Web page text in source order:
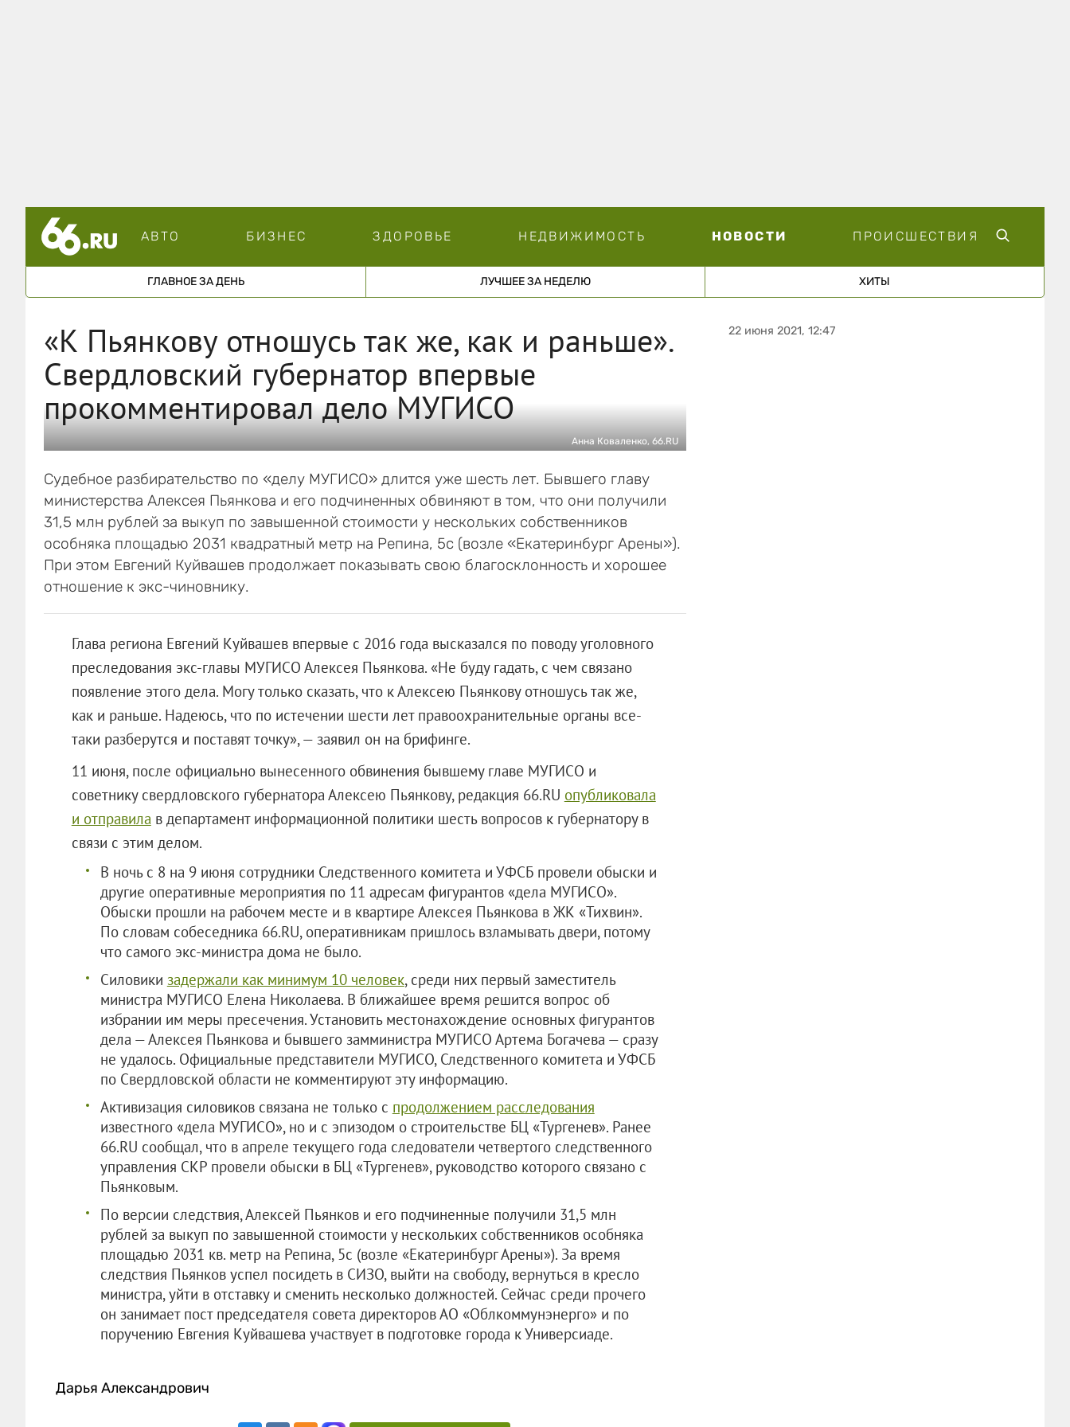
АВТО БИЗНЕС ЗДОРОВЬЕ НЕДВИЖИМОСТЬ НОВОСТИ ПРОИСШЕСТВИЯ
ГЛАВНОЕ ЗА ДЕНЬ ЛУЧШЕЕ ЗА НЕДЕЛЮ ХИТЫ
«К Пьянкову отношусь так же, как и раньше».
Свердловский губернатор впервые
прокомментировал дело МУГИСО
Анна Коваленко, 66.RU
Судебное разбирательство по «делу МУГИСО» длится уже шесть лет. Бывшего главу
министерства Алексея Пьянкова и его подчиненных обвиняют в том, что они получили
31,5 млн рублей за выкуп по завышенной стоимости у нескольких собственников
особняка площадью 2031 квадратный метр на Репина, 5с (возле «Екатеринбург Арены»).
При этом Евгений Куйвашев продолжает показывать свою благосклонность и хорошее
отношение к экс-чиновнику.
Глава региона Евгений Куйвашев впервые с 2016 года высказался по поводу уголовного
преследования экс-главы МУГИСО Алексея Пьянкова. «Не буду гадать, с чем связано
появление этого дела. Могу только сказать, что к Алексею Пьянкову отношусь так же,
как и раньше. Надеюсь, что по истечении шести лет правоохранительные органы все-
таки разберутся и поставят точку», — заявил он на брифинге.
11 июня, после официально вынесенного обвинения бывшему главе МУГИСО и
советнику свердловского губернатора Алексею Пьянкову, редакция 66.RU опубликовала
и отправила в департамент информационной политики шесть вопросов к губернатору в
связи с этим делом.
В ночь с 8 на 9 июня сотрудники Следственного комитета и УФСБ провели обыски и
другие оперативные мероприятия по 11 адресам фигурантов «дела МУГИСО».
Обыски прошли на рабочем месте и в квартире Алексея Пьянкова в ЖК «Тихвин».
По словам собеседника 66.RU, оперативникам пришлось взламывать двери, потому
что самого экс-министра дома не было.
Силовики задержали как минимум 10 человек, среди них первый заместитель
министра МУГИСО Елена Николаева. В ближайшее время решится вопрос об
избрании им меры пресечения. Установить местонахождение основных фигурантов
дела — Алексея Пьянкова и бывшего замминистра МУГИСО Артема Богачева — сразу
не удалось. Официальные представители МУГИСО, Следственного комитета и УФСБ
по Свердловской области не комментируют эту информацию.
Активизация силовиков связана не только с продолжением расследования
известного «дела МУГИСО», но и с эпизодом о строительстве БЦ «Тургенев». Ранее
66.RU сообщал, что в апреле текущего года следователи четвертого следственного
управления СКР провели обыски в БЦ «Тургенев», руководство которого связано с
Пьянковым.
По версии следствия, Алексей Пьянков и его подчиненные получили 31,5 млн
рублей за выкуп по завышенной стоимости у нескольких собственников особняка
площадью 2031 кв. метр на Репина, 5с (возле «Екатеринбург Арены»). За время
следствия Пьянков успел посидеть в СИЗО, выйти на свободу, вернуться в кресло
министра, уйти в отставку и сменить несколько должностей. Сейчас среди прочего
он занимает пост председателя совета директоров АО «Облкоммунэнерго» и по
поручению Евгения Куйвашева участвует в подготовке города к Универсиаде.
Дарья Александрович
22 июня 2021, 12:47